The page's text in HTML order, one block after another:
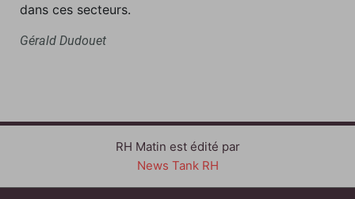
dans ces secteurs.
Gérald Dudouet
RH Matin est édité par
News Tank RH